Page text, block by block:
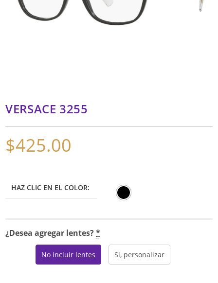
VERSACE 3255
$425.00
HAZ CLIC EN EL COLOR:
¿Desea agregar lentes?*
No incluir lentes Si, personalizar